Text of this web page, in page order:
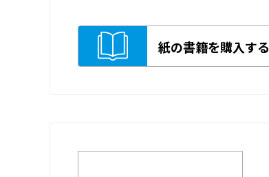
紙の書籍を購入する